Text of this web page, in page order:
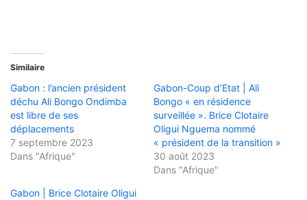
Similaire
Gabon : l’ancien président
déchu Ali Bongo Ondimba
est libre de ses
déplacements
7 septembre 2023
Dans "Afrique"
Gabon-Coup d’Etat | Ali
Bongo « en résidence
surveillée ». Brice Clotaire
Oligui Nguema nommé
« président de la transition »
30 août 2023
Dans "Afrique"
Gabon | Brice Clotaire Oligui